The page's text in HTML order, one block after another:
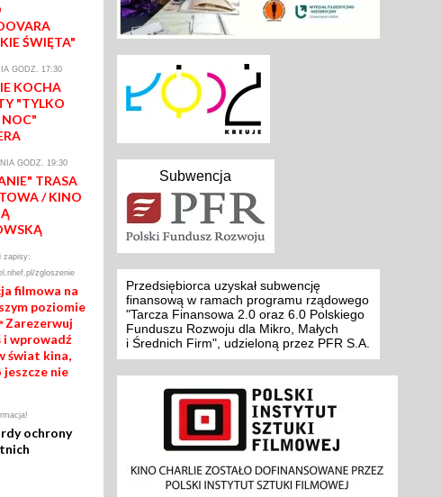
ŚWIĘTA"
GODZ. 17:30
KOCHA
"TYLKO
NOC"
GODZ. 19:30
TRASA
/ KINO
zapisy:
zgloszenie
filmowa na
poziomie
Zarezerwuj
i wprowadź
świat kina,
jeszcze nie
ochrony
Subwencja
Przedsiębiorca uzyskał subwencję
finansową w ramach programu rządowego
"Tarcza Finansowa 2.0 oraz 6.0 Polskiego
Funduszu Rozwoju dla Mikro, Małych
i Średnich Firm", udzieloną przez PFR S.A.